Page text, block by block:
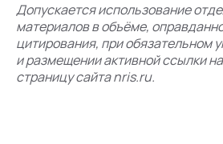
Допускается использование
материалов в объёме,
цитирования, при обязательном
и размещении активной ссылки
страницу сайта nris.ru.